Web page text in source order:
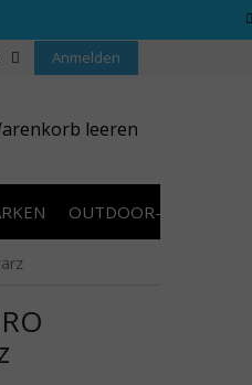
UNS COOKIES
Anmelden
leeren
OUTDOOR-